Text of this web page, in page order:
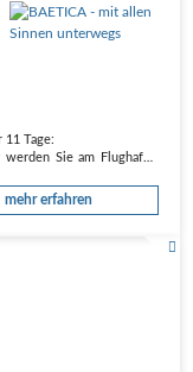
11 Tage:
Sie am Flughafen
Sie ab Pamplona den
mehr erfahren